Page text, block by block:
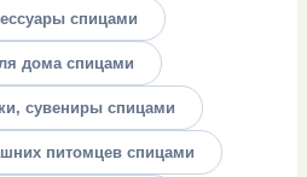
спицами
дома спицами
сувениры спицами
питомцев спицами